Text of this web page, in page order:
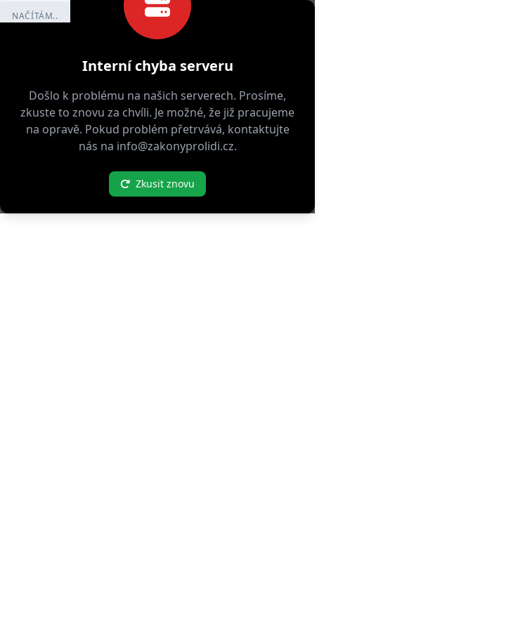
Interní chyba serveru
Došlo k problému na našich serverech. Prosíme,
zkuste to znovu za chvíli. Je možné, že již pracujeme
na opravě. Pokud problém přetrvává, kontaktujte
nás na info@zakonyprolidi.cz.
Zkusit znovu
NAČÍTÁM..